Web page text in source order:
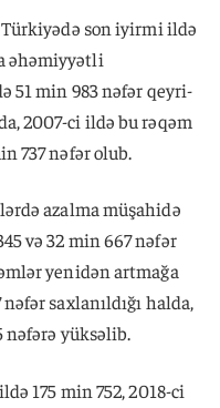
son iyirmi ildə
əhəmiyyətli
51 min 983 nəfər qeyri-
2007-ci ildə bu rəqəm
737 nəfər olub.
azalma müşahidə
və 32 min 667 nəfər
yenidən artmağa
saxlanıldığı halda,
nəfərə yüksəlib.
175 min 752, 2018-ci